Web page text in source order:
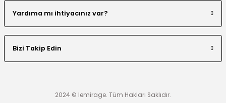
Yardıma mı ihtiyacınız var?
Bizi Takip Edin
2024 © lemirage. Tüm Hakları Saklıdır.